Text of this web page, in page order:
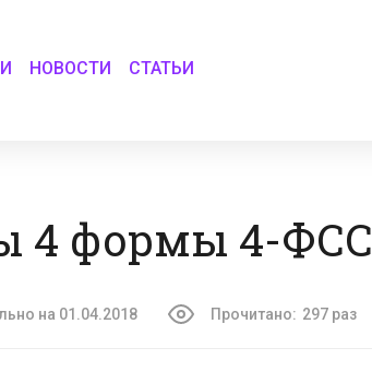
НОВОСТИ СТАТЬИ
4 формы 4-ФСС
на 01.04.2018 Прочитано: 297 раз